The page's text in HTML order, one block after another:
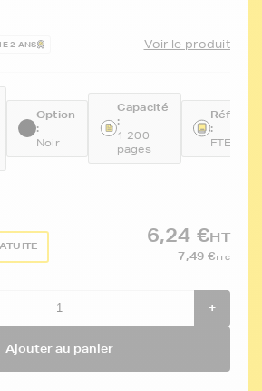
2 ANS Voir le produit
Option
:
Noir
Capacité
:
1 200
pages
:
6,24 €HT
7,49 €TTC
+
Ajouter au panier